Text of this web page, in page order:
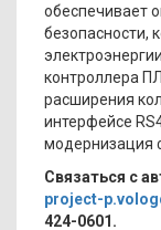
обеспечивает
безопасности,
контроллера
расширения
интерфейсе
модернизация
Связаться с
project-
424-0601.